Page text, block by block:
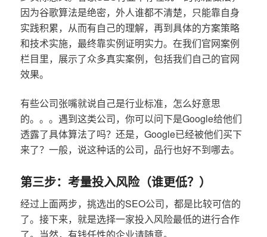
因为谷歌算法是绝密，外人谁都不清楚，只能靠自身
实践积累，从而有自己的理解，再到具体的方案策略
和技术实施，最终靠实例证明实力。在我们官网案例
栏目里，展示了众多真实案例，包括我们自己的官网
效果。
有些公司张嘴就说自己是行业标准，怎么好意思
的。。。遇到这类公司，你可以问下是Google给他们
透露了具体算法了吗？还是，Google已经被他们买下
来了？一般，说这种话的公司，品行也好不到哪去。
第三步：考量投入风险（谁更低？）
经过上面两步，挑选出的SEO公司，都是比较可信的
了。接下来，就是选择一家投入风险最低的进行合作